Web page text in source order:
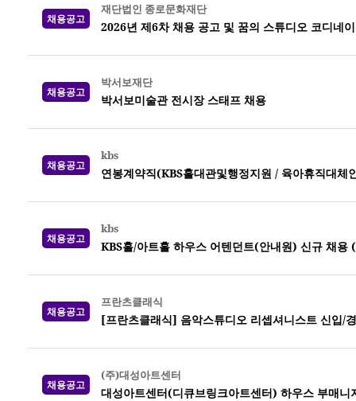
채용공고
재단법인 종로문화재단
2026년 제6차 채용 공고 및 꿈의 스튜디오 코디네
채용공고
박서보재단
박서보미술관 전시장 스태프 채용
채용공고
kbs
연봉계약직(KBS홀대관및행정지원 / 육아휴직대
채용공고
kbs
KBS홀/아트홀 하우스 어텐던트(안내원) 신규 채용
채용공고
프란츠클래식
[프란츠클래식] 음악스튜디오 리셉셔니스트 신입/
채용공고
(주)대성아트센터
대성아트센터(디큐브링크아트센터) 하우스 부매니